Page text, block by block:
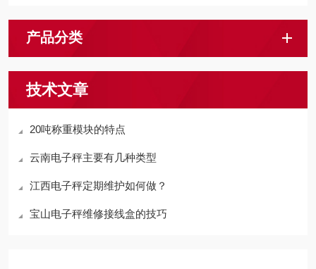
产品分类
技术文章
20吨称重模块的特点
云南电子秤主要有几种类型
江西电子秤定期维护如何做？
宝山电子秤维修接线盒的技巧